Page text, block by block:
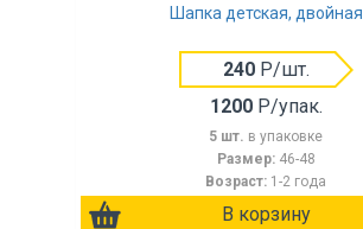
Шапка детская, двойная
240Р/шт.
1200Р/упак.
5 шт. в упаковке
Размер: 46-48
Возраст: 1-2 года